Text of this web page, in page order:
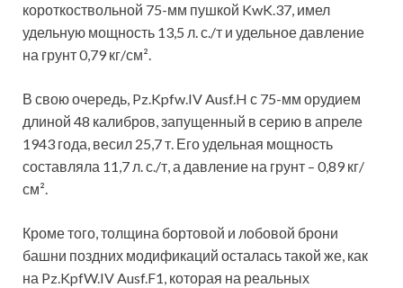
короткоствольной 75-мм пушкой KwK.37, имел
удельную мощность 13,5 л. с./т и удельное давление
на грунт 0,79 кг/см².
В свою очередь, Pz.Kpfw.IV Ausf.H с 75-мм орудием
длиной 48 калибров, запущенный в серию в апреле
1943 года, весил 25,7 т. Его удельная мощность
составляла 11,7 л. с./т, а давление на грунт – 0,89 кг/
см².
Кроме того, толщина бортовой и лобовой брони
башни поздних модификаций осталась такой же, как
на Pz.KpfW.IV Ausf.F1, которая на реальных